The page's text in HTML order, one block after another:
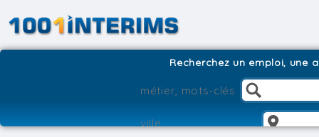
Recherchez un emploi, une